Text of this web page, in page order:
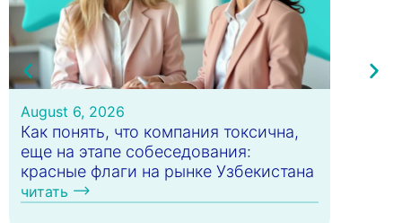
August 6, 2026
Как понять, что компания токсична,
еще на этапе собеседования:
красные флаги на рынке Узбекистана
читать